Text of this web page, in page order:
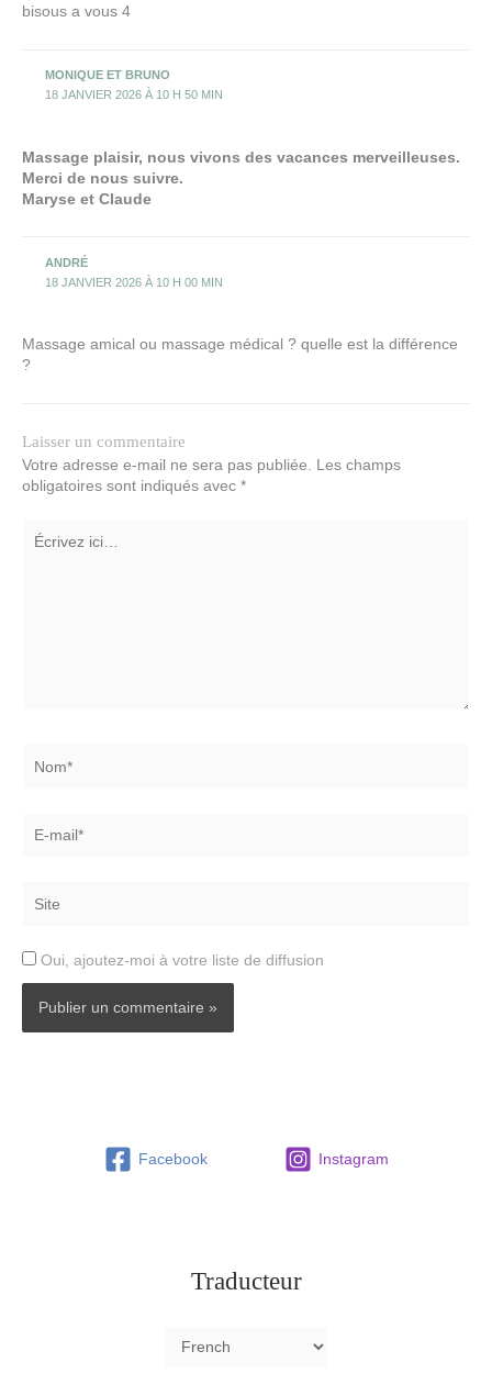
bisous a vous 4
MONIQUE ET BRUNO
18 JANVIER 2026 À 10 H 50 MIN
Massage plaisir, nous vivons des vacances merveilleuses.
Merci de nous suivre.
Maryse et Claude
ANDRÉ
18 JANVIER 2026 À 10 H 00 MIN
Massage amical ou massage médical ? quelle est la différence
?
Laisser un commentaire
Votre adresse e-mail ne sera pas publiée.
Les champs
obligatoires sont indiqués avec *
ici…
mail*
Oui, ajoutez-moi à votre liste de diffusion
Facebook Instagram
Traducteur